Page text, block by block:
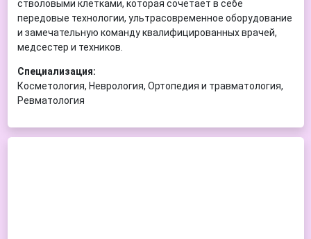
стволовыми клетками, которая сочетает в себе
передовые технологии, ультрасовременное оборудование
и замечательную команду квалифицированных врачей,
медсестер и техников.
Специализация:
Косметология, Неврология, Ортопедия и травматология,
Ревматология